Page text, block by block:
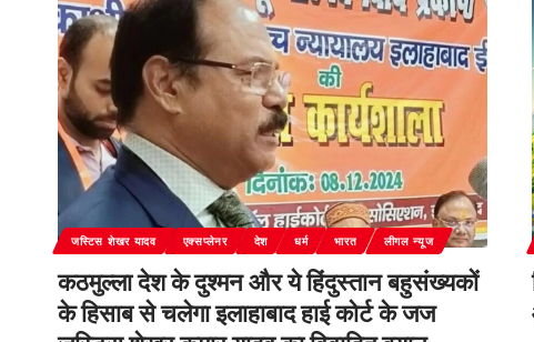
जस्टिस शेखर यादव एक्सप्लेनर देश धर्म भारत लीगल न्यूज
कठमुल्ला देश के दुश्मन और ये हिंदुस्तान बहुसंख्यकों
के हिसाब से चलेगा इलाहाबाद हाई कोर्ट के जज